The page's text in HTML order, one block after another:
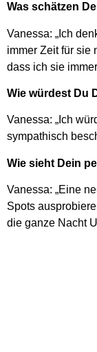
Was schätzen
Vanessa: „Ich
immer Zeit für sie
dass ich sie
Wie würdest Du
Vanessa: „Ich
sympathisch
Wie sieht Dein
Vanessa: „Eine
Spots
die ganze Nacht